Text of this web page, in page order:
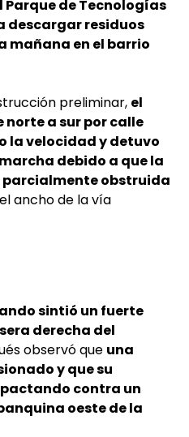
de Tecnologías
descargar residuos
mañana en el barrio
preliminar, el
a sur por calle
la velocidad y detuvo
debido a que la
obstruida
ancho de la vía
sintió un fuerte
derecha del
observó que una
y que su
contra un
oeste de la